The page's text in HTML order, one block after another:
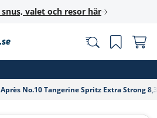
valet och resor här
Après No.10 Tangerine Spritz Extra Strong